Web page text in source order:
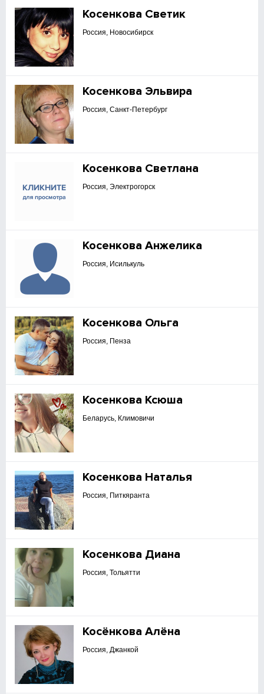
Косенкова Светик
Россия, Новосибирск
Косенкова Эльвира
Россия, Санкт-Петербург
Косенкова Светлана
Россия, Электрогорск
Косенкова Анжелика
Россия, Исилькуль
Косенкова Ольга
Россия, Пенза
Косенкова Ксюша
Беларусь, Климовичи
Косенкова Наталья
Россия, Питкяранта
Косенкова Диана
Россия, Тольятти
Косёнкова Алёна
Россия, Джанкой